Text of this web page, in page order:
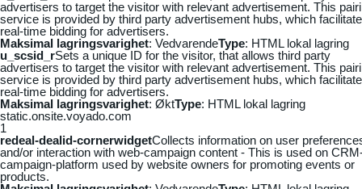
advertisers to target the visitor with relevant advertisement. This
service is provided by third party advertisement hubs, which
real-time bidding for advertisers.
Maksimal lagringsvarighet: VedvarendeType: HTML lokal lagring
u_scsid_rSets a unique ID for the visitor, that allows third party
advertisers to target the visitor with relevant advertisement. This
service is provided by third party advertisement hubs, which
real-time bidding for advertisers.
Maksimal lagringsvarighet: ØktType: HTML lokal lagring
static.onsite.voyado.com
1
redeal-dealid-cornerwidgetCollects information on user
and/or interaction with web-campaign content - This is used on
campaign-platform used by website owners for promoting events or
products.